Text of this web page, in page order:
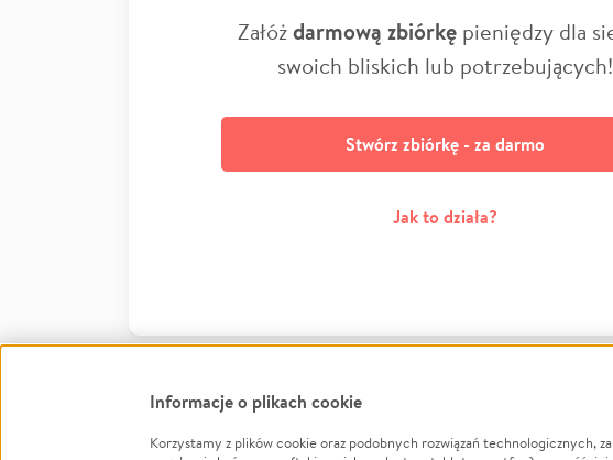
Załóżdarmową zbiórkępieniędzy dla
swoich bliskich lub potrzebujących!
Stwórz zbiórkę - za darmo
Jak to działa?
Informacje
Informacje o plikach cookie
Korzystamy z plików cookie oraz podobnych rozwiązań technologicznych,